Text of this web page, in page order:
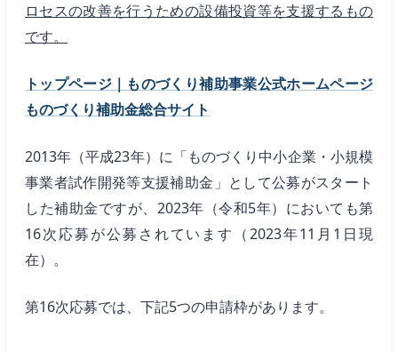
ロセスの改善を行うための設備投資等を支援するもの
です。
トップページ｜ものづくり補助事業公式ホームページ
ものづくり補助金総合サイト
2013年（平成23年）に「ものづくり中小企業・小規模
事業者試作開発等支援補助金」として公募がスタート
した補助金ですが、2023年（令和5年）においても第
16次応募が公募されています（2023年11月1日現
在）。
第16次応募では、下記5つの申請枠があります。